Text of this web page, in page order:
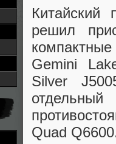
Китайский
решил
Gemini
Silver
Quad